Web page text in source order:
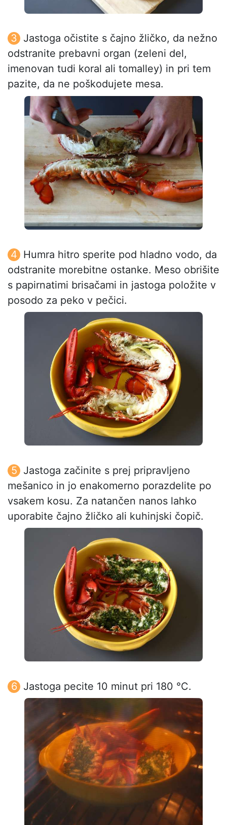
Jastoga očistite s čajno žličko, da nežno
odstranite prebavni organ (zeleni del,
imenovan tudi koral ali tomalley) in pri tem
pazite, da ne poškodujete mesa.
Humra hitro sperite pod hladno vodo, da
odstranite morebitne ostanke. Meso obrišite
s papirnatimi brisačami in jastoga položite v
posodo za peko v pečici.
Jastoga začinite s prej pripravljeno
mešanico in jo enakomerno porazdelite po
vsakem kosu. Za natančen nanos lahko
uporabite čajno žličko ali kuhinjski čopič.
Jastoga pecite 10 minut pri 180 °C.